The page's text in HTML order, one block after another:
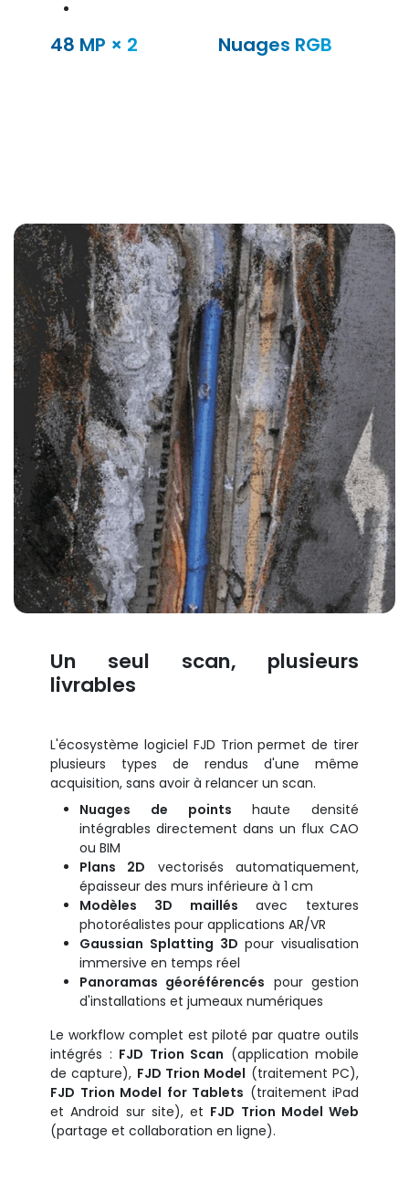
48 MP × 2 Nuages RGB
Un seul scan, plusieurs
livrables
L'écosystème logiciel FJD Trion permet de tirer
plusieurs types de rendus d'une même
acquisition, sans avoir à relancer un scan.
Nuages de points haute densité
intégrables directement dans un flux CAO
ou BIM
Plans 2D vectorisés automatiquement,
épaisseur des murs inférieure à 1 cm
Modèles 3D maillés avec textures
photoréalistes pour applications AR/VR
Gaussian Splatting 3D pour visualisation
immersive en temps réel
Panoramas géoréférencés pour gestion
d'installations et jumeaux numériques
Le workflow complet est piloté par quatre outils
intégrés : FJD Trion Scan (application mobile
de capture), FJD Trion Model (traitement PC),
FJD Trion Model for Tablets (traitement iPad
et Android sur site), et FJD Trion Model Web
(partage et collaboration en ligne).